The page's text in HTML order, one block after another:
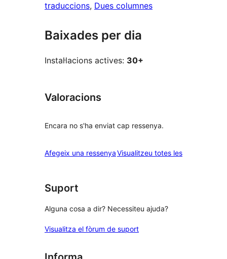
traduccions, Dues columnes
Baixades per dia
Instal·lacions actives: 30+
Valoracions
Encara no s'ha enviat cap ressenya.
Afegeix una ressenyaVisualitzeu totes lesressenyes
Suport
Alguna cosa a dir? Necessiteu ajuda?
Visualitza el fòrum de suport